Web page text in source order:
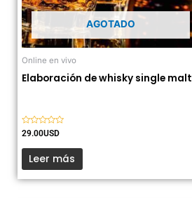
AGOTADO
Online en vivo
Elaboración de whisky single malt
Valorado
0
29.00USD
Leer más